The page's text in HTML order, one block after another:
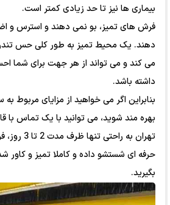
بیماری ها نیز تا حد زیادی کمتر است.
فرش های تمیز، بو نمی دهند و استرس و
دهند. یک محیط تمیز به طور کلی حس
می کند و می تواند از هر جهت برای شما
داشته باشد.
بنابراین اگر می خواهید از مزایای
بهره مند شوید، می توانید با یک تماس با
تهران به
حرفه ای شستشو داده و کاملا تمیز و
بگیرید.